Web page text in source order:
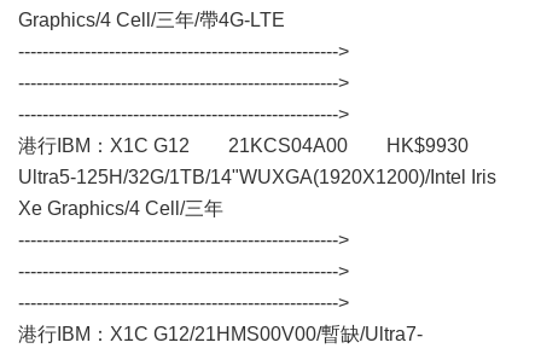
Graphics/4 Cell/三年/帶4G-LTE
----------------------------------------------------->
----------------------------------------------------->
----------------------------------------------------->
港行IBM：X1C G12 21KCS04A00 HK$9930
Ultra5-125H/32G/1TB/14"WUXGA(1920X1200)/Intel Iris
Xe Graphics/4 Cell/三年
----------------------------------------------------->
----------------------------------------------------->
----------------------------------------------------->
港行IBM：X1C G12/21HMS00V00/暫缺/Ultra7-